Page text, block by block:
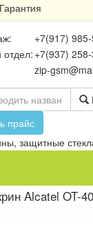
Гарантия
+7(917)
отдел:+7(937)
zip-
прайс
защитные
Alcatel OT-